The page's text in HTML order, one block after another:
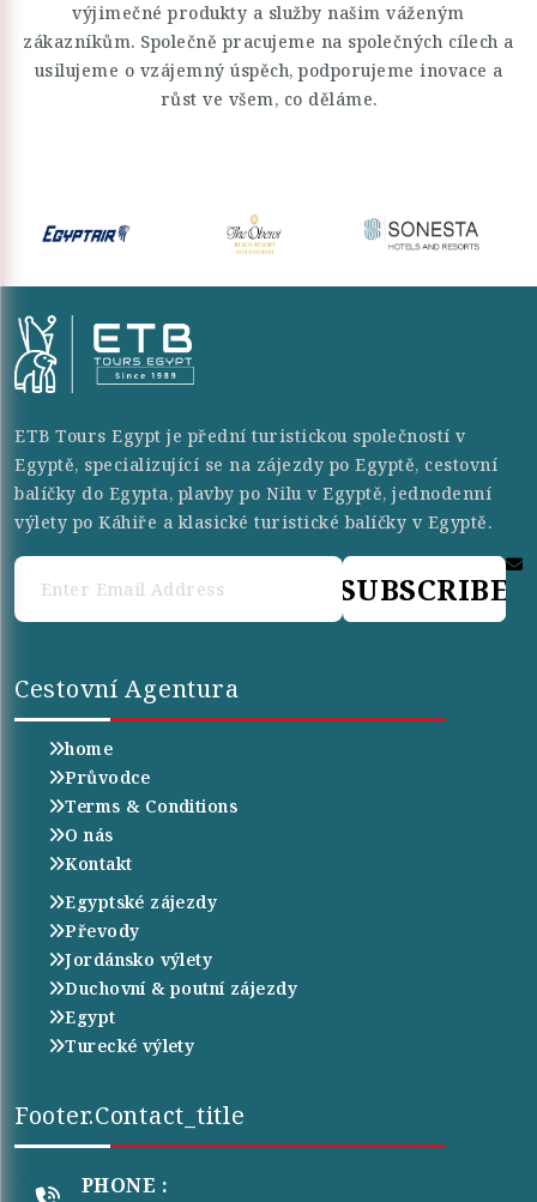
výjimečné produkty a služby našim váženým
zákazníkům. Společně pracujeme na společných cílech a
usilujeme o vzájemný úspěch, podporujeme inovace a
růst ve všem, co děláme.
ETB Tours Egypt je přední turistickou společností v
Egyptě, specializující se na zájezdy po Egyptě, cestovní
balíčky do Egypta, plavby po Nilu v Egyptě, jednodenní
výlety po Káhiře a klasické turistické balíčky v Egyptě.
SUBSCRIBE
Cestovní Agentura
home
Průvodce
Terms & Conditions
O nás
Kontakt
Egyptské zájezdy
Převody
Jordánsko výlety
Duchovní & poutní zájezdy
Egypt
Turecké výlety
Footer.contact_title
PHONE :